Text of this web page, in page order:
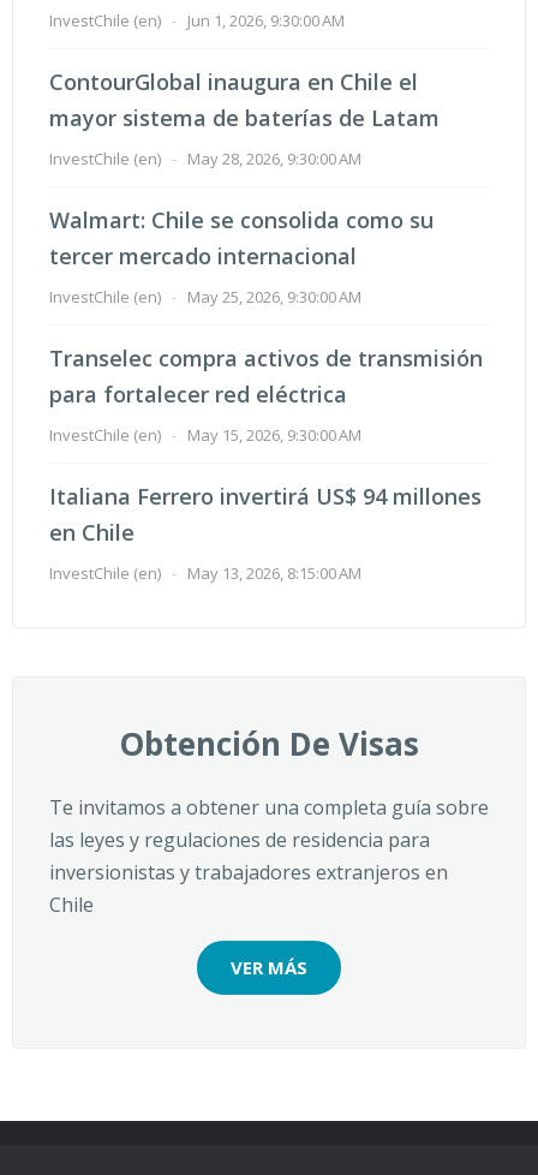
InvestChile (en) - Jun 1, 2026, 9:30:00 AM
ContourGlobal inaugura en Chile el
mayor sistema de baterías de Latam
InvestChile (en) - May 28, 2026, 9:30:00 AM
Walmart: Chile se consolida como su
tercer mercado internacional
InvestChile (en) - May 25, 2026, 9:30:00 AM
Transelec compra activos de transmisión
para fortalecer red eléctrica
InvestChile (en) - May 15, 2026, 9:30:00 AM
Italiana Ferrero invertirá US$ 94 millones
en Chile
InvestChile (en) - May 13, 2026, 8:15:00 AM
Obtención De Visas
Te invitamos a obtener una completa guía sobre
las leyes y regulaciones de residencia para
inversionistas y trabajadores extranjeros en
Chile
VER MÁS